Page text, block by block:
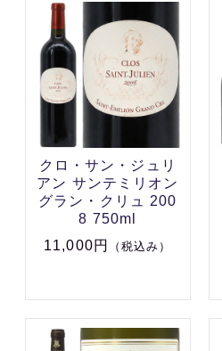
クロ・サン・ジュリ
アン サンテミリオン
グラン・クリュ 200
8 750ml
11,000円
（税込み）